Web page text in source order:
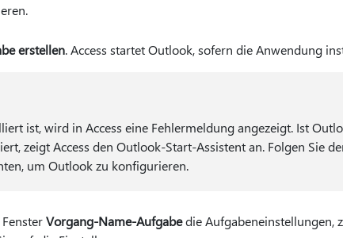
erstellen. Access startet Outlook, sofern die Anwendung
ist, wird in Access eine Fehlermeldung angezeigt. Ist
zeigt Access den Outlook-Start-Assistent an. Folgen Sie
um Outlook zu konfigurieren.
Vorgang-Name-Aufgabedie Aufgabeneinstellungen,